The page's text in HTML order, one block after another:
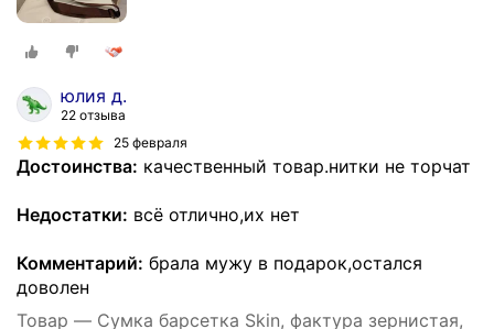
юлия д.
22 отзыва
25 февраля
Достоинства: качественный товар.нитки не торчат
Недостатки: всё отлично,их нет
Комментарий: брала мужу в подарок,остался
доволен
Товар — Сумка барсетка Skin, фактура зернистая,